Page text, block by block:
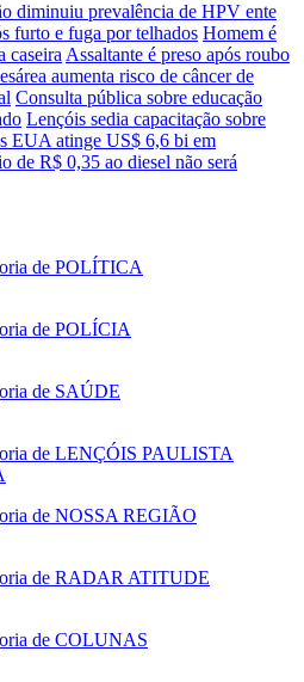
diminuiu prevalência de HPV ente
furto e fuga por telhados Homem é
caseira Assaltante é preso após roubo
aumenta risco de câncer de
Consulta pública sobre educação
Lençóis sedia capacitação sobre
EUA atinge US$ 6,6 bi em
de R$ 0,35 ao diesel não será